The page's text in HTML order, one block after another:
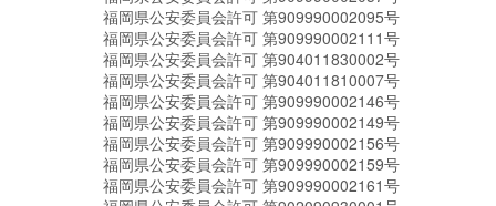
福岡県公安委員会許可 第909990002095号
福岡県公安委員会許可 第909990002111号
福岡県公安委員会許可 第904011830002号
福岡県公安委員会許可 第904011810007号
福岡県公安委員会許可 第909990002146号
福岡県公安委員会許可 第909990002149号
福岡県公安委員会許可 第909990002156号
福岡県公安委員会許可 第909990002159号
福岡県公安委員会許可 第909990002161号